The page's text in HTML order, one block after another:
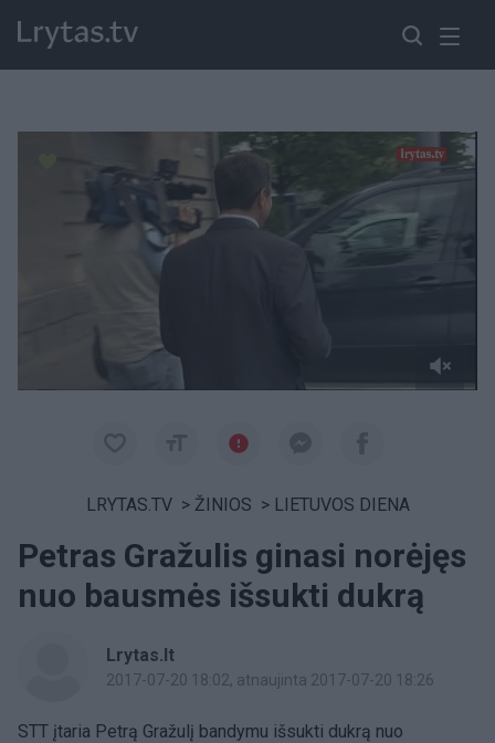
Paremkite Ukrainą
LRYTAS.TV > ŽINIOS > LIETUVOS DIENA
Petras Gražulis ginasi norėjęs
nuo bausmės išsukti dukrą
Lrytas.lt
2017-07-20 18:02, atnaujinta 2017-07-20 18:26
STT įtaria Petrą Gražulį bandymu išsukti dukrą nuo